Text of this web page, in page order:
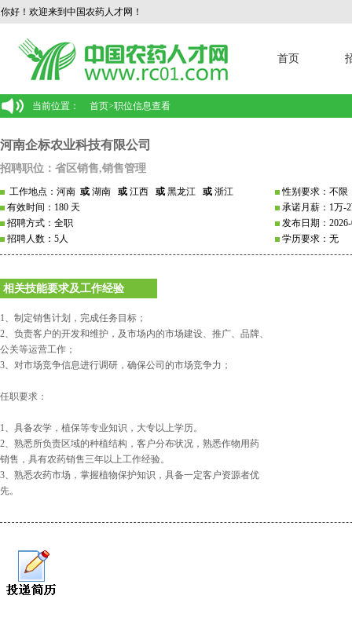
你好！欢迎来到中国农药人才网！
首页
当前位置： 首页>职位信息查看
河南企标农业科技有限公司
招聘职位：省区销售,销售管理
工作地点：河南 或 湖南 或 江西 或 黑龙江 或 浙江
有效时间：180 天
招聘方式：全职
招聘人数：5人
性别要求：不限
承诺月薪：1万-
发布日期：
学历要求：无
相关技能要求及工作经验
1、制定销售计划，完成任务目标；
2、负责客户的开发和维护，及市场内的市场建设、推广、品牌、
公关等运营工作；
3、对市场竞争信息进行调研，确保公司的市场竞争力；
任职要求：
1、具备农学，植保等专业知识，大专以上学历。
2、熟悉所负责区域的种植结构，客户分布状况，熟悉作物用药
销售，具有农药销售三年以上工作经验。
3、熟悉农药市场，掌握植物保护知识，具备一定客户资源者优
先。